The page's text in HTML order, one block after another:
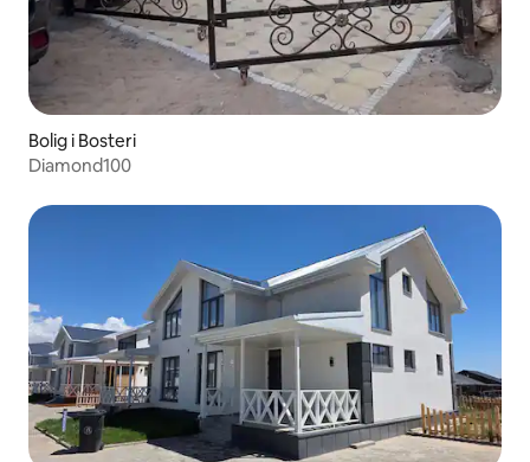
Bolig i Bosteri
Diamond100